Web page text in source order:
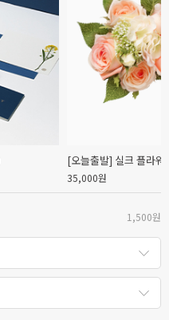
[오늘출발] 실크 플라워
35,000원
1,500원